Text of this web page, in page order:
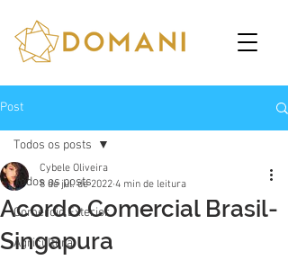
Post
Todos os posts
Comércio Exterior
Agricultura
Todos os posts
Acordo Comercial Brasil-
Singapura
Cybele Oliveira
8 de jul. de 2022 4 min de leitura